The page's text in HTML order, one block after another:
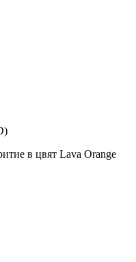
в цвят Lava Orange